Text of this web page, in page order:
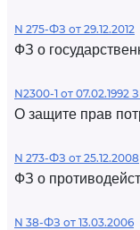
N 275-ФЗ от 29.12.2012
ФЗ о
N2300-1 от 07.02.1992
О защите прав
N 273-ФЗ от 25.12.2008
ФЗ о
N 38-ФЗ от 13.03.2006